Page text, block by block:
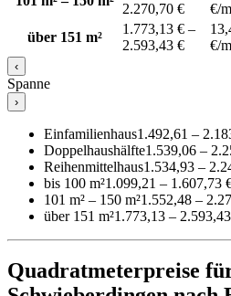
2.270,70 €
€/
über 151 m²
1.773,13 € –
2.593,43 €
€/
‹
Spanne
›
Einfamilienhaus1.492,61 –
Doppelhaushälfte1.539,06 –
Reihenmittelhaus1.534,93 –
bis 100 m²1.099,21 – 1.607,73
101 m² – 150 m²1.552,48 –
über 151 m²1.773,13 –
Quadratmeterpreise